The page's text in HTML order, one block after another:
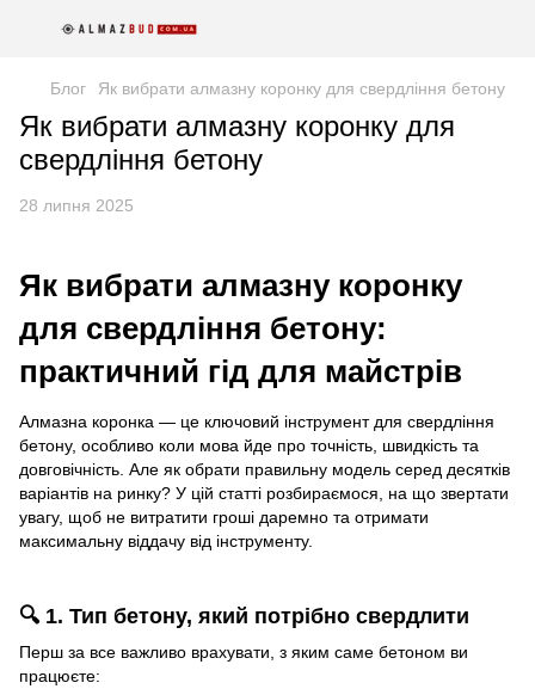
Блог Як вибрати алмазну коронку для свердління бетону
Як вибрати алмазну коронку для
свердління бетону
28 липня 2025
Як вибрати алмазну коронку
для свердління бетону:
практичний гід для майстрів
Алмазна коронка — це ключовий інструмент для свердління
бетону, особливо коли мова йде про точність, швидкість та
довговічність. Але як обрати правильну модель серед десятків
варіантів на ринку? У цій статті розбираємося, на що звертати
увагу, щоб не витратити гроші даремно та отримати
максимальну віддачу від інструменту.
🔍 1. Тип бетону, який потрібно свердлити
Перш за все важливо врахувати, з яким саме бетоном ви
працюєте: